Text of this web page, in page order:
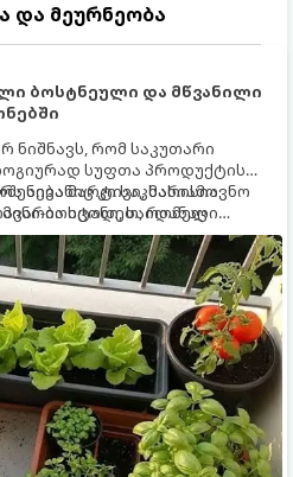
და მეურნეობა
ბოსტნეული და მწვანილი
ნიშნავს, რომ საკუთარი
სუფთა პროდუქტის
აივანიც კი საკმარისია
ბოსტანი, საიდანაც
მწვანილსა და
მარტივი, სასიამოვნო
იცოდეთ, რომელი
პირობებს ყველაზე კარგად